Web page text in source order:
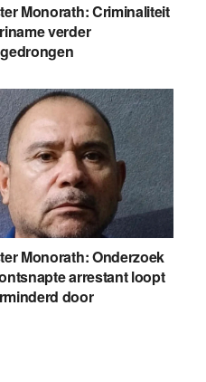
Monorath: Criminaliteit
verder
Monorath: Onderzoek
arrestant loopt
door